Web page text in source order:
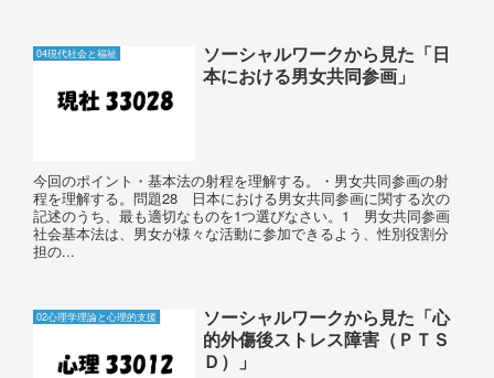
04現代社会と福祉
ソーシャルワークから見た「日
本における男女共同参画」
今回のポイント・基本法の射程を理解する。・男女共同参画の射
程を理解する。問題28 日本における男女共同参画に関する次の
記述のうち、最も適切なものを1つ選びなさい。1 男女共同参画
社会基本法は、男女が様々な活動に参加できるよう、性別役割分
担の...
02心理学理論と心理的支援
ソーシャルワークから見た「心
的外傷後ストレス障害（ＰＴＳ
Ｄ）」